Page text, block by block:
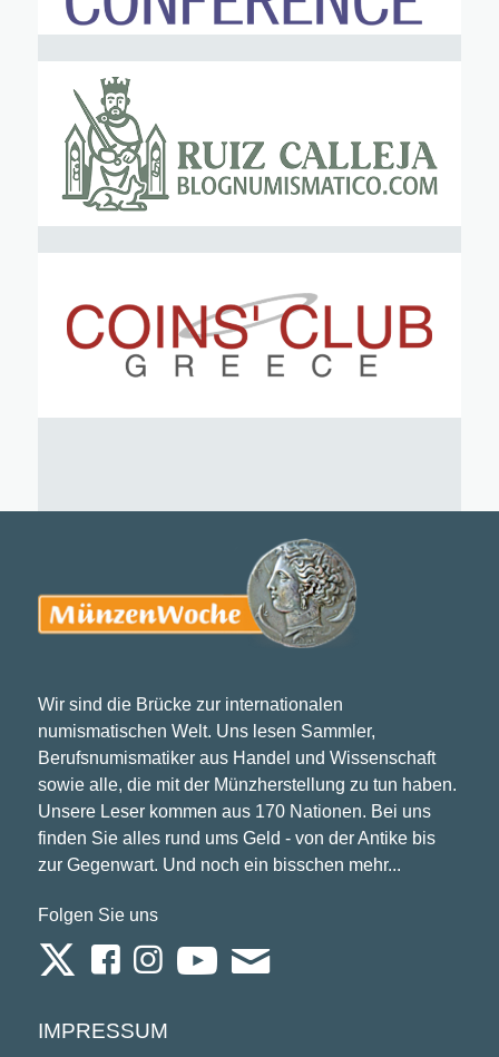
Wir sind die Brücke zur internationalen
numismatischen Welt. Uns lesen Sammler,
Berufsnumismatiker aus Handel und Wissenschaft
sowie alle, die mit der Münzherstellung zu tun haben.
Unsere Leser kommen aus 170 Nationen. Bei uns
finden Sie alles rund ums Geld - von der Antike bis
zur Gegenwart. Und noch ein bisschen mehr...
Folgen Sie uns
IMPRESSUM